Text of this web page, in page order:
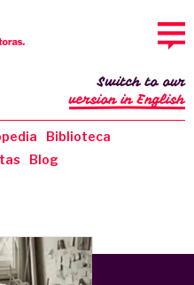
Biblioteca
Blog
Switch to our
version in English